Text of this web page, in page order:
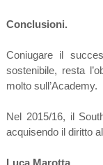
Conclusioni.
Coniugare il
sostenibile, resta
molto sull’Academy.
Nel 2015/16, il
acquisendo il diritto
Luca Marotta